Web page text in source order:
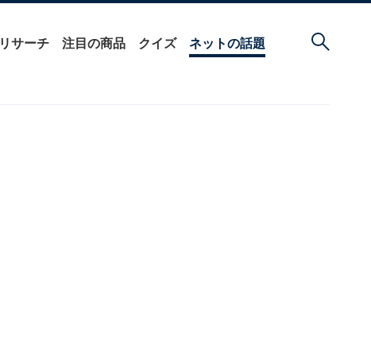
リサーチ 注目の商品 クイズ ネットの話題